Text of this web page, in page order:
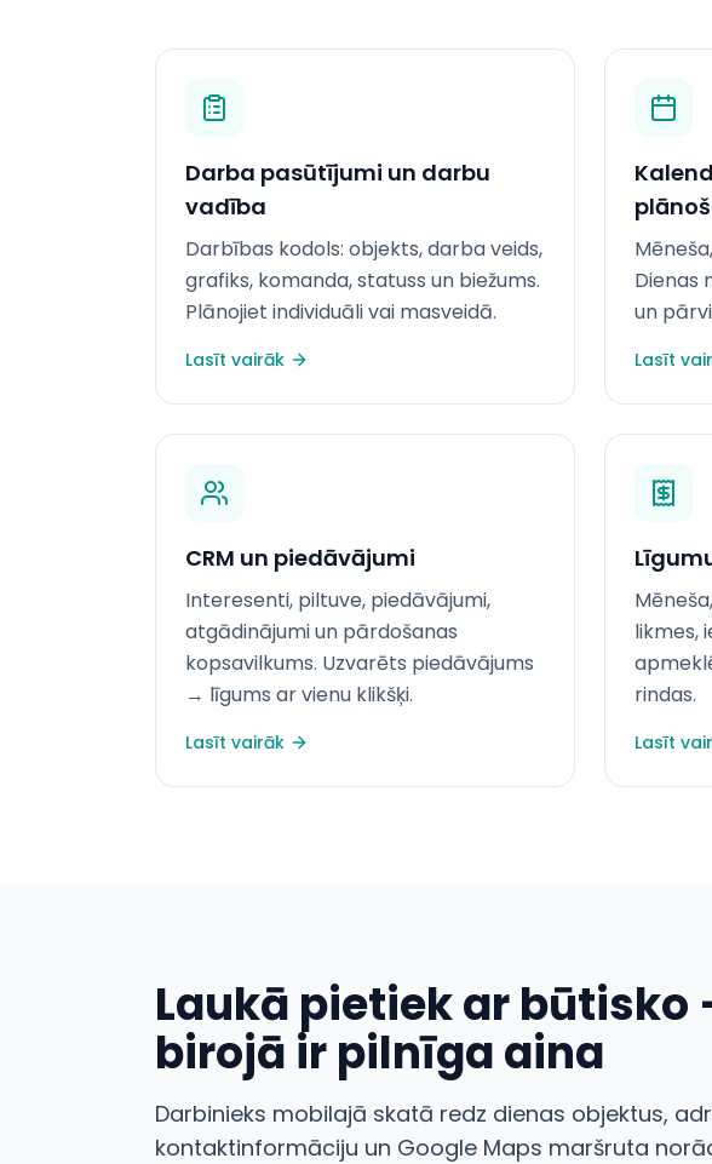
Darba pasūtījumi un darbu
vadība
Darbības kodols: objekts, darba veids,
grafiks, komanda, statuss un biežums.
Plānojiet individuāli vai masveidā.
Lasīt vairāk
Dienas
un
Lasīt
CRM un piedāvājumi
Interesenti, piltuve, piedāvājumi,
atgādinājumi un pārdošanas
kopsavilkums. Uzvarēts piedāvājums
→ līgums ar vienu klikšķi.
Lasīt vairāk
likmes,
rindas.
Lasīt
Laukā pietiek ar būtisko
birojā ir pilnīga aina
Darbinieks mobilajā skatā redz dienas objektus,
kontaktinformāciju un Google Maps maršruta